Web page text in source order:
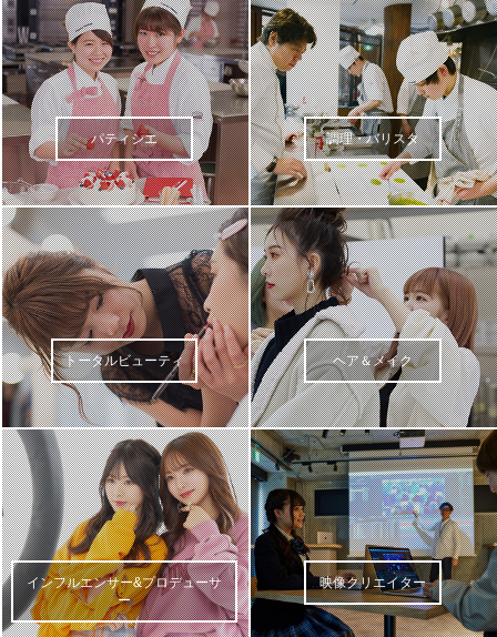
パティシエ 調理・バリスタ
トータルビューティ ヘア＆メイク
インフルエンサー&プロデューサ
ー
映像クリエイター